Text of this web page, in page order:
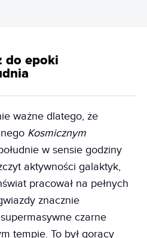
do epoki
ważne dlatego, że
Kosmicznym
w sensie godziny
aktywności galaktyk,
pracował na pełnych
znacznie
czarne
tempie. To był gorący